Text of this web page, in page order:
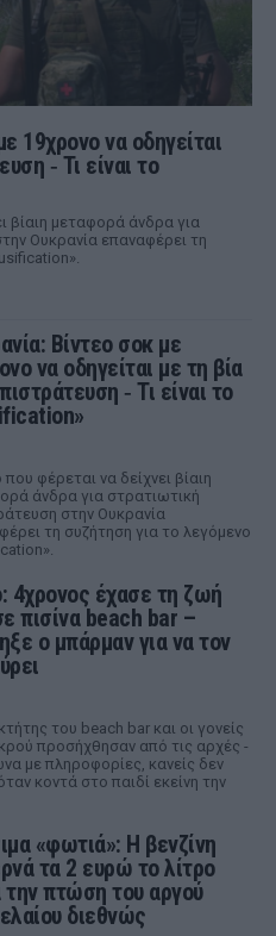
19χρονο να οδηγείται
‑ Τι είναι το
βίαιη μεταφορά άνδρα για
Ουκρανία επαναφέρει τη
Βίντεο σοκ με
να οδηγείται με τη βία
‑ Τι είναι το
που φέρεται να δείχνει βίαιη
άνδρα για στρατιωτική
στην Ουκρανία
τη συζήτηση για το λεγόμενο
4χρονος έχασε τη ζωή
πισίνα beach bar –
ο μπάρμαν για να τον
του beach bar και οι γονείς
προσήχθησαν από τις αρχές -
με πληροφορίες, κανείς δεν
κοντά στο παιδί εκείνη την
«φωτιά»: Η βενζίνη
τα 2 ευρώ το λίτρο
πτώση του αργού
διεθνώς